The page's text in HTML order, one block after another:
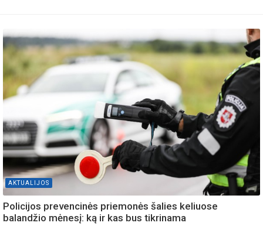
AKTUALIJOS
Policijos prevencinės priemonės šalies keliuose
balandžio mėnesį: ką ir kas bus tikrinama